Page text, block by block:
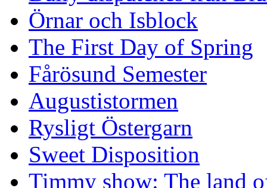
Örnar och Isblock
The First Day of Spring
Fårösund Semester
Augustistormen
Rysligt Östergarn
Sweet Disposition
Timmy show: The land